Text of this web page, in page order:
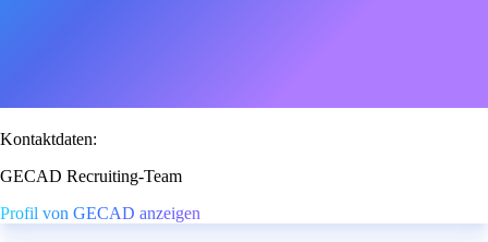
Kontaktdaten:
GECAD Recruiting-Team
Profil von GECAD anzeigen